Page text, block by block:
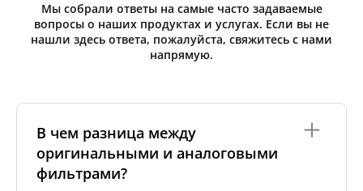
Мы собрали ответы на самые часто задаваемые
вопросы о наших продуктах и услугах. Если вы не
нашли здесь ответа, пожалуйста, свяжитесь с нами
напрямую.
В чем разница между
оригинальными и аналоговыми
фильтрами?